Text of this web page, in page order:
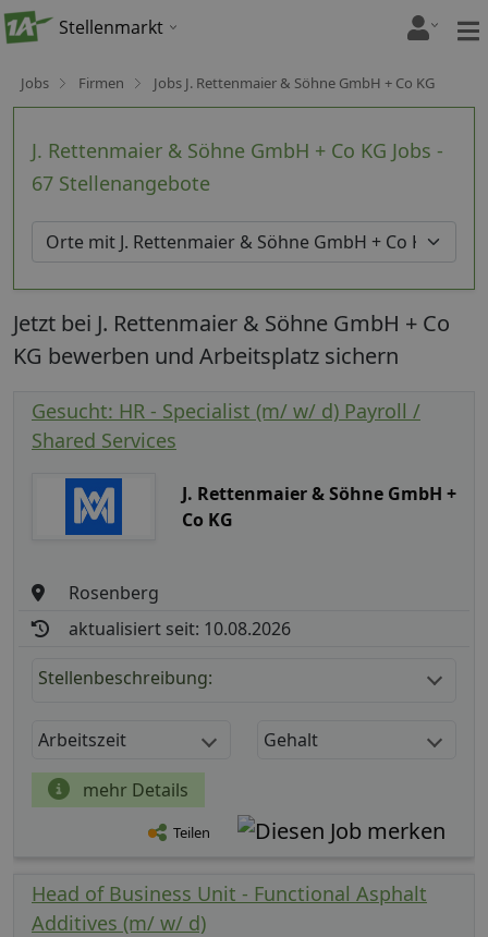
Stellenmarkt
Jobs Firmen Jobs J. Rettenmaier & Söhne GmbH + Co KG
J. Rettenmaier & Söhne GmbH + Co KG Jobs -
67 Stellenangebote
Jetzt bei J. Rettenmaier & Söhne GmbH + Co
KG bewerben und Arbeitsplatz sichern
Gesucht: HR - Specialist (m/ w/ d) Payroll /
Shared Services
J. Rettenmaier & Söhne GmbH +
Co KG
Rosenberg
aktualisiert seit: 10.08.2026
Stellenbeschreibung:
Arbeitszeit Gehalt
mehr Details
Teilen
Head of Business Unit - Functional Asphalt
Additives (m/ w/ d)